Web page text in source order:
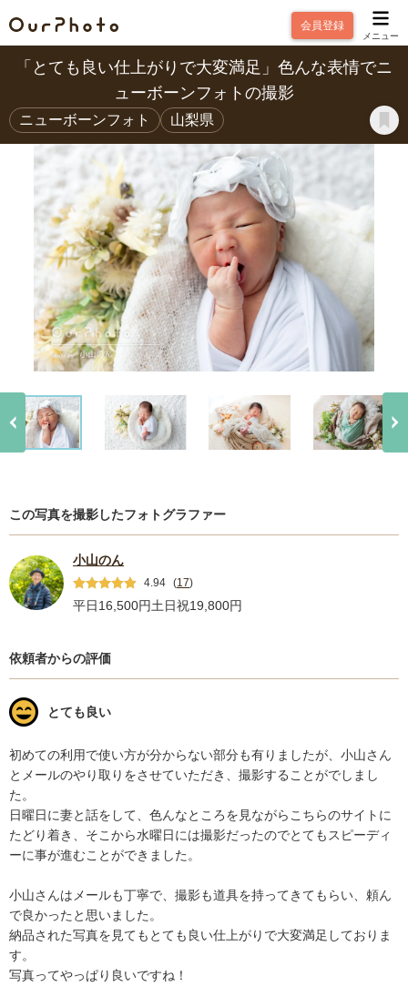
会員登録
メニュー
「とても良い仕上がりで大変満足」色んな表情でニ
ューボーンフォトの撮影
ニューボーンフォト 山梨県
この写真を撮影したフォトグラファー
小山のん
4.94 (17)
平日16,500円土日祝19,800円
依頼者からの評価
とても良い
初めての利用で使い方が分からない部分も有りましたが、小山さん
とメールのやり取りをさせていただき、撮影することがでしまし
た。
日曜日に妻と話をして、色んなところを見ながらこちらのサイトに
たどり着き、そこから水曜日には撮影だったのでとてもスピーディ
ーに事が進むことができました。
小山さんはメールも丁寧で、撮影も道具を持ってきてもらい、頼ん
で良かったと思いました。
納品された写真を見てもとても良い仕上がりで大変満足しておりま
す。
写真ってやっぱり良いですね！